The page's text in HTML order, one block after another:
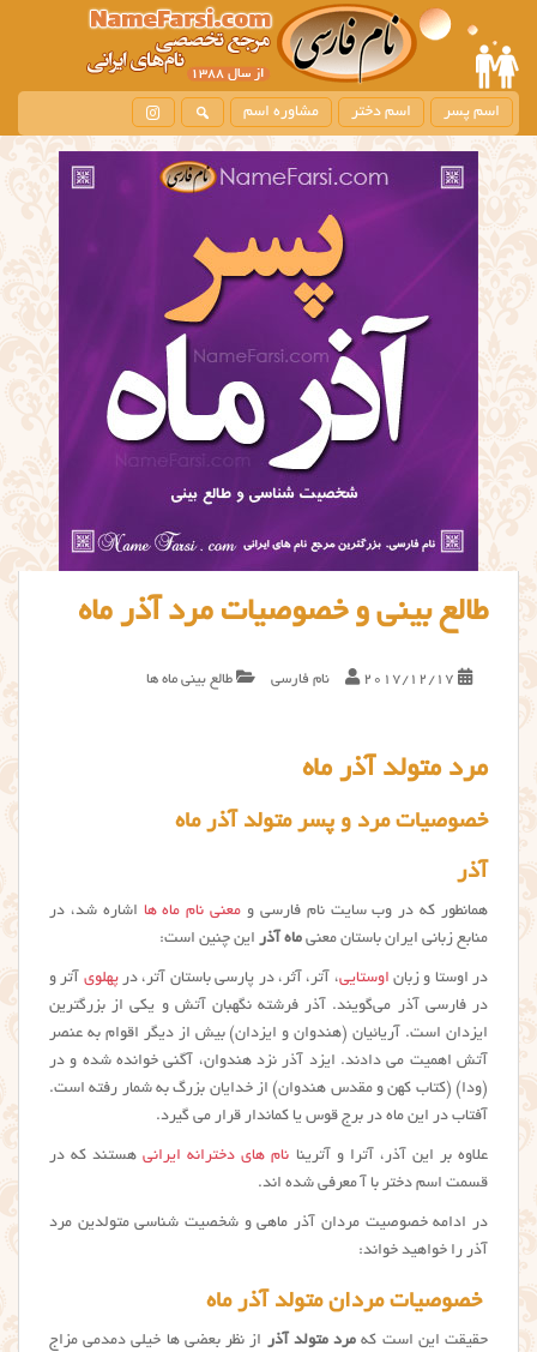
m
i
c
n
t
اسم پسر اسم دختر مشاوره اسم
طالع بینی و خصوصیات مرد آذر ماه
2017/12/17 نام فارسی طالع بینی ماه ها
مرد متولد آذر ماه
خصوصیات مرد و پسر متولد آذر ماه
آذر
همانطور که در وب سایت نام فارسی و معنی نام ماه ها اشاره شد، در
منابع زبانی ایران باستان معنی ماه آذر این چنین است:
در اوستا و زبان اوستایی، آتر، آثر، در پارسی باستان آتر، درپهلوی آتر و
در فارسی آذر می‌گویند. آذر فرشته نگهبان آتش و یکی از بزرگترین
ایزدان است. آریائیان (هندوان و ایزدان) بیش از دیگر اقوام به عنصر
آتش اهمیت می دادند. ایزد آذر نزد هندوان، آگنی خوانده شده و در
(ودا) (کتاب کهن و مقدس هندوان) از خدایان بزرگ به شمار رفته است.
آفتاب در این ماه در برج قوس یا کماندار قرار می گیرد.
علاوه بر این آذر، آترا و آترینا نام های دخترانه ایرانیهستند که در
قسمت اسم دختر با آ معرفی شده اند.
در ادامه خصوصیت مردان آذر ماهی و شخصیت شناسی متولدین مرد
آذر را خواهید خواند:
خصوصیات مردان متولد آذر ماه
حقیقت این است که مرد متولد آذر از نظر بعضی ها خیلی دمدمی مزاج